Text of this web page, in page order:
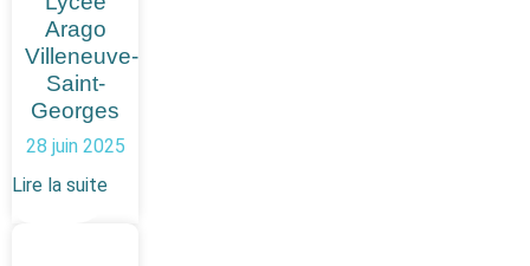
Arago
Villeneuve-
Saint-
Georges
28 juin 2025
Lire la suite